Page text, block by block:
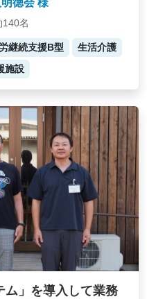
徳会 様
名
継続支援B型
生活介護
施設
ム」を導入して業務